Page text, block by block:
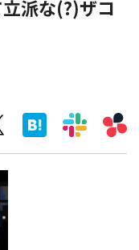
派な(?)ザコ